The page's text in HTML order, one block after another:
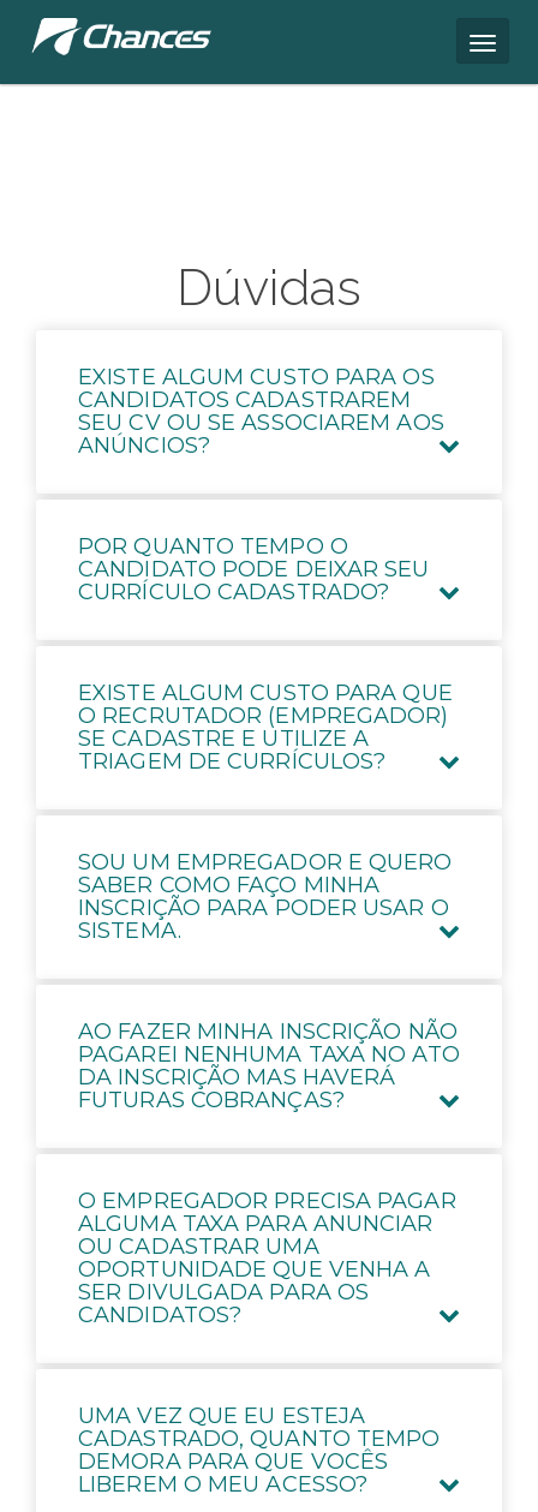
Dúvidas
EXISTE ALGUM CUSTO PARA OS
CANDIDATOS CADASTRAREM
SEU CV OU SE ASSOCIAREM AOS
ANÚNCIOS?
POR QUANTO TEMPO O
CANDIDATO PODE DEIXAR SEU
CURRÍCULO CADASTRADO?
EXISTE ALGUM CUSTO PARA QUE
O RECRUTADOR (EMPREGADOR)
SE CADASTRE E UTILIZE A
TRIAGEM DE CURRÍCULOS?
SOU UM EMPREGADOR E QUERO
SABER COMO FAÇO MINHA
INSCRIÇÃO PARA PODER USAR O
SISTEMA.
AO FAZER MINHA INSCRIÇÃO NÃO
PAGAREI NENHUMA TAXA NO ATO
DA INSCRIÇÃO MAS HAVERÁ
FUTURAS COBRANÇAS?
O EMPREGADOR PRECISA PAGAR
ALGUMA TAXA PARA ANUNCIAR
OU CADASTRAR UMA
OPORTUNIDADE QUE VENHA A
SER DIVULGADA PARA OS
CANDIDATOS?
UMA VEZ QUE EU ESTEJA
CADASTRADO, QUANTO TEMPO
DEMORA PARA QUE VOCÊS
LIBEREM O MEU ACESSO?